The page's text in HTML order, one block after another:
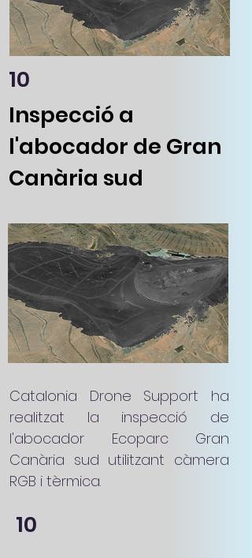
10
Inspecció a
l'abocador de Gran
Canària sud
Catalonia Drone Support ha
realitzat la inspecció de
l'abocador Ecoparc Gran
Canària sud utilitzant càmera
RGB i tèrmica.
10